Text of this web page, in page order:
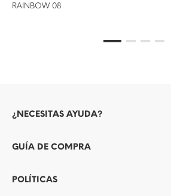
RAINBOW 08
¿NECESITAS AYUDA?
GUÍA DE COMPRA
POLÍTICAS